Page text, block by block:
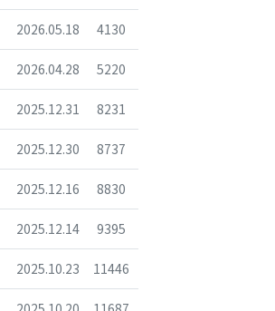
등록일
2026.05.18 조회
4130
등록일
2026.04.28 조회
5220
등록일
2025.12.31 조회
8231
등록일
2025.12.30 조회
8737
등록일
2025.12.16 조회
8830
등록일
2025.12.14 조회
9395
등록일
2025.10.23 조회
11446